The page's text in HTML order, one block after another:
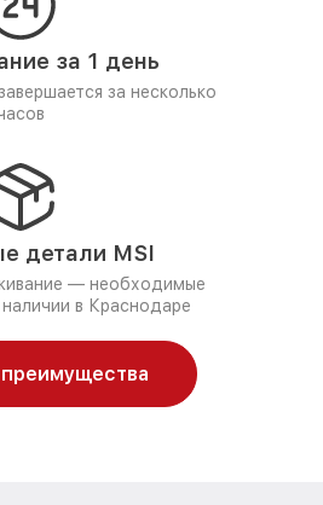
за 1 день
за несколько
детали MSI
— необходимые
в Краснодаре